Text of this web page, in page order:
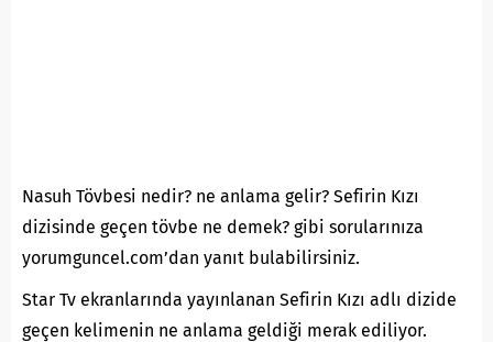
Nasuh Tövbesi nedir? ne anlama gelir? Sefirin Kızı
dizisinde geçen tövbe ne demek? gibi sorularınıza
yorumguncel.com’dan yanıt bulabilirsiniz.
Star Tv ekranlarında yayınlanan Sefirin Kızı adlı dizide
geçen kelimenin ne anlama geldiği merak ediliyor.